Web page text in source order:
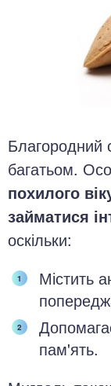
Благородний
багатьом.
похилого
займатися
оскільки:
Містить
пам'ять.